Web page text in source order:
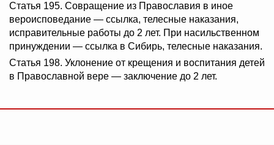
Статья 195. Совращение из Православия в иное
вероисповедание — ссылка, телесные наказания,
исправительные работы до 2 лет. При насильственном
принуждении — ссылка в Сибирь, телесные наказания.
Статья 198. Уклонение от крещения и воспитания детей
в Православной вере — заключение до 2 лет.